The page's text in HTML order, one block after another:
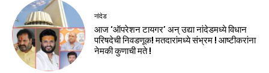
नांदेड
आज ‘ऑपरेशन टायगर’ अन् उद्या नांदेडमध्ये विधान
परिषदेची निवडणूक! मतदारांमध्ये संभ्रम ! आष्टीकरांना
नेमकी कुणाची मते !